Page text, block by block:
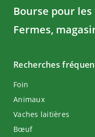
Bourse pour
Fermes,
Recherches
Foin
Animaux
Vaches laitières
Bœuf